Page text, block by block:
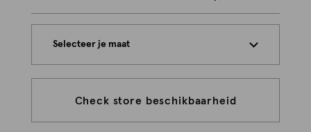
Selecteer je maat
Check store beschikbaarheid